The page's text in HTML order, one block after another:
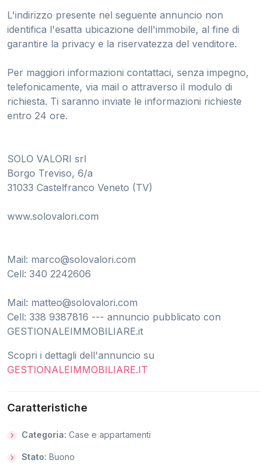
L'indirizzo presente nel seguente annuncio non
identifica l'esatta ubicazione dell'immobile, al fine di
garantire la privacy e la riservatezza del venditore.
Per maggiori informazioni contattaci, senza impegno,
telefonicamente, via mail o attraverso il modulo di
richiesta. Ti saranno inviate le informazioni richieste
entro 24 ore.
SOLO VALORI srl
Borgo Treviso, 6/a
31033 Castelfranco Veneto (TV)
www.solovalori.com
Mail: marco@solovalori.com
Cell: 340 2242606
Mail: matteo@solovalori.com
Cell: 338 9387816 --- annuncio pubblicato con
GESTIONALEIMMOBILIARE.it
Scopri i dettagli dell'annuncio su
GESTIONALEIMMOBILIARE.IT
Caratteristiche
Categoria: Case e appartamenti
Stato: Buono